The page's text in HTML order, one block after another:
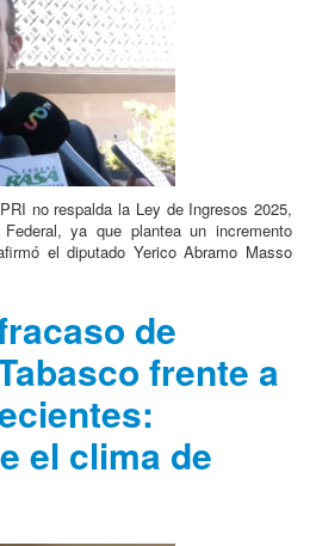
no respalda la Ley de Ingresos 2025,
ya que plantea un incremento
el diputado Yerico Abramo Masso
de
frente a
el clima de